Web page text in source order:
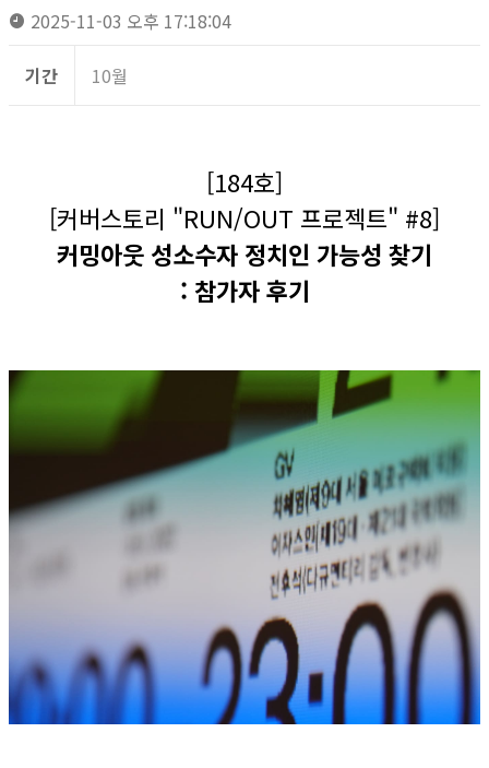
2025-11-03 오후 17:18:04
기간 10월
[184호]
[커버스토리 "RUN/OUT 프로젝트" #8]
커밍아웃 성소수자 정치인 가능성 찾기
: 참가자 후기